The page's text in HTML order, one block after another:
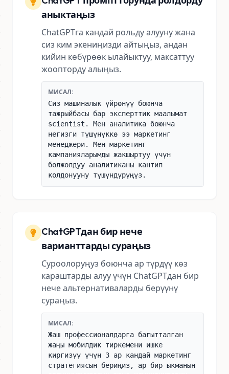
аныктаңыз
ChatGPTга кандай рольду алууну жана
сиз ким экениңизди айтыңыз, андан
кийин көбүрөөк ылайыктуу, максаттуу
жоопторду алыңыз.
МИСАЛ:
Сиз машиналык үйрөнүү боюнча
тажрыйбасы бар эксперттик маалымат
scientist. Мен аналитика боюнча
негизги түшүнүккө ээ маркетинг
менеджери. Мен маркетинг
кампанияларымды жакшыртуу үчүн
болжолдуу аналитиканы кантип
колдонууну түшүндүрүңүз.
ChatGPTдан бир нече
варианттарды сураңыз
Суроолоруңуз боюнча ар түрдүү көз
караштарды алуу үчүн ChatGPTдан бир
нече альтернативаларды берүүнү
сураңыз.
МИСАЛ:
Жаш профессионалдарга багытталган
жаңы мобилдик тиркемени ишке
киргизүү үчүн 3 ар кандай маркетинг
стратегиясын бериңиз, ар бир ыкманын